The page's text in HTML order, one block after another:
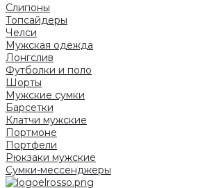
Слипоны
Топсайдеры
Челси
Мужская одежда
Лонгслив
Футболки и поло
Шорты
Мужские сумки
Барсетки
Клатчи мужские
Портмоне
Портфели
Рюкзаки мужские
Сумки-мессенджеры